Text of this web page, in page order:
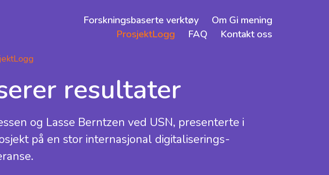
Forskningsbaserte verktøy
Om Gi mening
ProsjektLogg
FAQ Kontakt oss
resultater
og Lasse Berntzen ved USN, presenterte i
på en stor internasjonal digitaliserings-